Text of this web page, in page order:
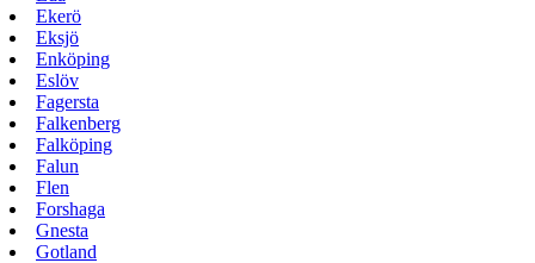
Ekerö
Eksjö
Enköping
Eslöv
Fagersta
Falkenberg
Falköping
Falun
Flen
Forshaga
Gnesta
Gotland